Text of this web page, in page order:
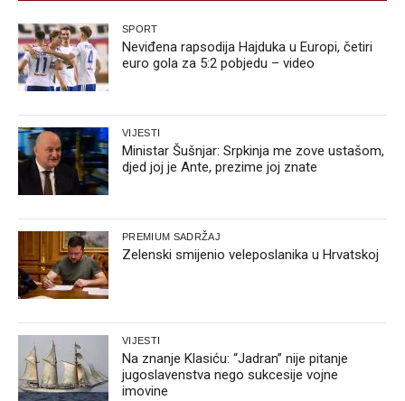
SPORT
Neviđena rapsodija Hajduka u Europi, četiri
euro gola za 5:2 pobjedu – video
VIJESTI
Ministar Šušnjar: Srpkinja me zove ustašom,
djed joj je Ante, prezime joj znate
PREMIUM SADRŽAJ
Zelenski smijenio veleposlanika u Hrvatskoj
VIJESTI
Na znanje Klasiću: “Jadran” nije pitanje
jugoslavenstva nego sukcesije vojne
imovine